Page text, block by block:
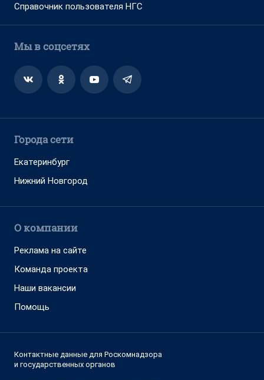
Справочник пользователя НГС
Мы в соцсетях
Города сети
Екатеринбург
Нижний Новгород
О компании
Реклама на сайте
Команда проекта
Наши вакансии
Помощь
Контактные данные для Роскомнадзора
и государственных органов